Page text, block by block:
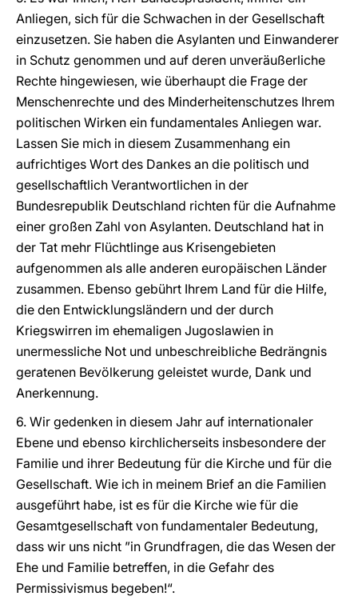
Anliegen, sich für die Schwachen in der Gesellschaft
einzusetzen. Sie haben die Asylanten und Einwanderer
in Schutz genommen und auf deren unveräußerliche
Rechte hingewiesen, wie überhaupt die Frage der
Menschenrechte und des Minderheitenschutzes Ihrem
politischen Wirken ein fundamentales Anliegen war.
Lassen Sie mich in diesem Zusammenhang ein
aufrichtiges Wort des Dankes an die politisch und
gesellschaftlich Verantwortlichen in der
Bundesrepublik Deutschland richten für die Aufnahme
einer großen Zahl von Asylanten. Deutschland hat in
der Tat mehr Flüchtlinge aus Krisengebieten
aufgenommen als alle anderen europäischen Länder
zusammen. Ebenso gebührt Ihrem Land für die Hilfe,
die den Entwicklungsländern und der durch
Kriegswirren im ehemaligen Jugoslawien in
unermessliche Not und unbeschreibliche Bedrängnis
geratenen Bevölkerung geleistet wurde, Dank und
Anerkennung.
6. Wir gedenken in diesem Jahr auf internationaler
Ebene und ebenso kirchlicherseits insbesondere der
Familie und ihrer Bedeutung für die Kirche und für die
Gesellschaft. Wie ich in meinem Brief an die Familien
ausgeführt habe, ist es für die Kirche wie für die
Gesamtgesellschaft von fundamentaler Bedeutung,
dass wir uns nicht ”in Grundfragen, die das Wesen der
Ehe und Familie betreffen, in die Gefahr des
Permissivismus begeben!“.